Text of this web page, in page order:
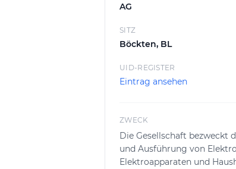
AG
SITZ
Böckten, BL
UID-REGISTER
Eintrag ansehen
ZWECK
Die Gesellschaft bezweckt
und Ausführung von
Elektroapparaten und